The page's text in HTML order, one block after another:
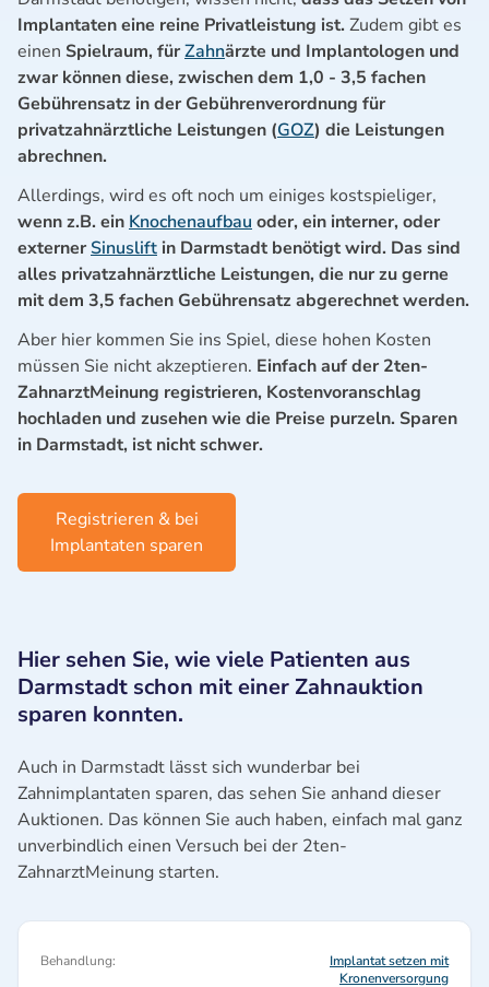
Implantaten eine reine Privatleistung ist. Zudem gibt es
einen Spielraum, fürZahnärzte und Implantologen und
zwar können diese, zwischen dem 1,0 - 3,5 fachen
Gebührensatz in der Gebührenverordnung für
privatzahnärztliche Leistungen (GOZ) die Leistungen
abrechnen.
Allerdings, wird es oft noch um einiges kostspieliger,
wenn z.B. ein Knochenaufbau oder, ein interner, oder
externer Sinuslift in Darmstadt benötigt wird. Das sind
alles privatzahnärztliche Leistungen, die nur zu gerne
mit dem 3,5 fachen Gebührensatz abgerechnet werden.
Aber hier kommen Sie ins Spiel, diese hohen Kosten
müssen Sie nicht akzeptieren. Einfach auf der 2ten-
ZahnarztMeinung registrieren, Kostenvoranschlag
hochladen und zusehen wie die Preise purzeln. Sparen
in Darmstadt, ist nicht schwer.
Registrieren & bei
Implantaten sparen
Hier sehen Sie, wie viele Patienten aus
Darmstadt schon mit einer Zahnauktion
sparen konnten.
Auch in Darmstadt lässt sich wunderbar bei
Zahnimplantaten sparen, das sehen Sie anhand dieser
Auktionen. Das können Sie auch haben, einfach mal ganz
unverbindlich einen Versuch bei der 2ten-
ZahnarztMeinung starten.
Behandlung:
Implantat setzen mit
Kronenversorgung